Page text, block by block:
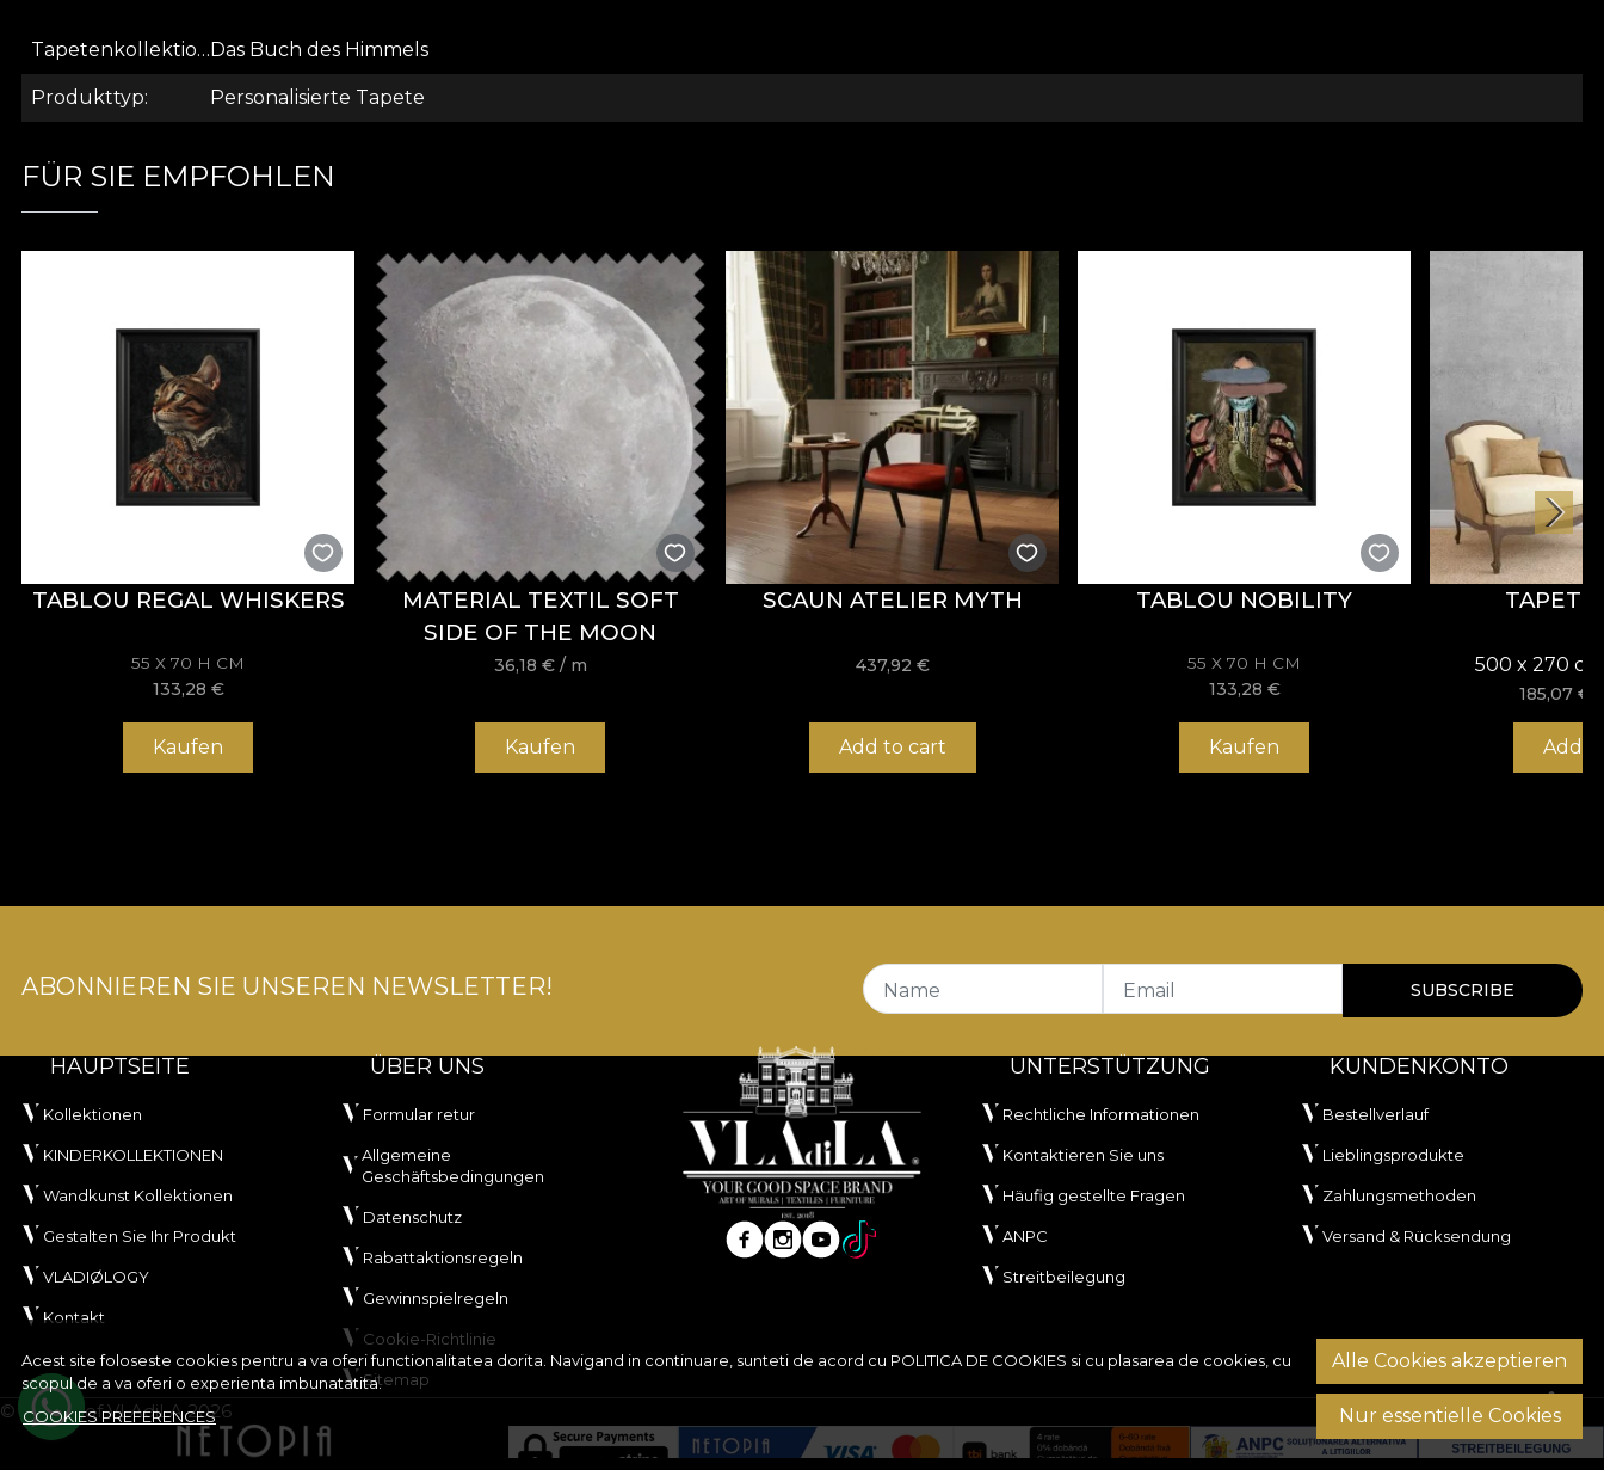
Tapetenkollektion Das Buch des Himmels
Produkttyp Personalisierte Tapete
FÜR SIE EMPFOHLEN
TABLOU REGAL WHISKERS
55 X 70 H CM
133,28 €
Kaufen
MATERIAL TEXTIL SOFT
SIDE OF THE MOON
36,18 € / m
Kaufen
SCAUN ATELIER MYTH
437,92 €
Add to cart
TABLOU NOBILITY
55 X 70 H CM
133,28 €
Kaufen
TAPET
500 x 270
185,07€
Add
Acest site foloseste cookies pentru a va oferi functionalitatea dorita. Navigand in continuare, sunteti de acord cu POLITICA DE COOKIES si cu plasarea de cookies, cu
scopul de a va oferi o experienta imbunatatita.
COOKIES PREFERENCES
Alle Cookies akzeptieren
Nur essentielle Cookies
ABONNIEREN SIE UNSEREN NEWSLETTER! Name Email SUBSCRIBE
HAUPTSEITE
Kollektionen
KINDERKOLLEKTIONEN
Wandkunst Kollektionen
Gestalten Sie Ihr Produkt
VLADIØLOGY
Kontakt
ÜBER UNS
Formular retur
Allgemeine
Geschäftsbedingungen
Datenschutz
Rabattaktionsregeln
Gewinnspielregeln
Cookie-Richtlinie
Sitemap
UNTERSTÜTZUNG
Rechtliche Informationen
Kontaktieren Sie uns
Häufig gestellte Fragen
ANPC
Streitbeilegung
KUNDENKONTO
Bestellverlauf
Lieblingsprodukte
Zahlungsmethoden
Versand & Rücksendung
© House of VLAdiLA 2026